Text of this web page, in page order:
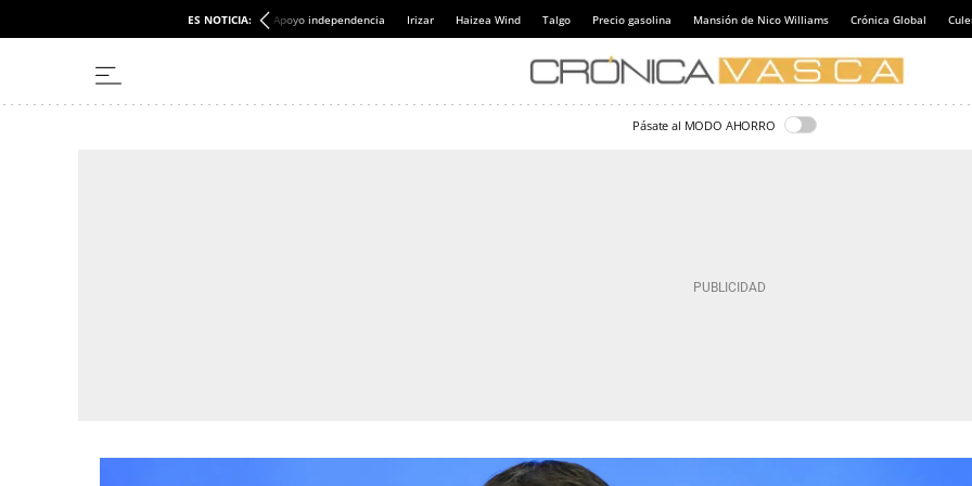
ES NOTICIA: Apoyo independencia Irizar Haizea Wind Talgo Precio gasolina Mansión de Nico Williams Crónica Global
Pásate al MODO AHORRO